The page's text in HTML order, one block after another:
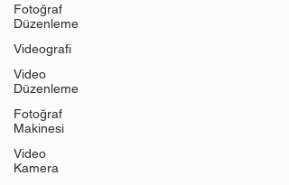
Fotoğraf
Düzenleme
Videografi
Video
Düzenleme
Fotoğraf
Makinesi
Video
Kamera